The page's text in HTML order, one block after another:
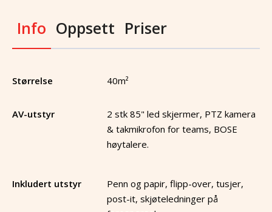
Info Oppsett Priser
Størrelse 40m²
AV-utstyr
2 stk 85" led skjermer, PTZ kamera
& takmikrofon for teams, BOSE
høytalere.
Inkludert utstyr
Penn og papir, flipp-over, tusjer,
post-it, skjøteledninger på